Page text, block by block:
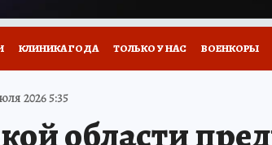
КЛИНИКА ГОДА ТОЛЬКО У НАС ВОЕНКОРЫ
АФИША
2026 5:35
области